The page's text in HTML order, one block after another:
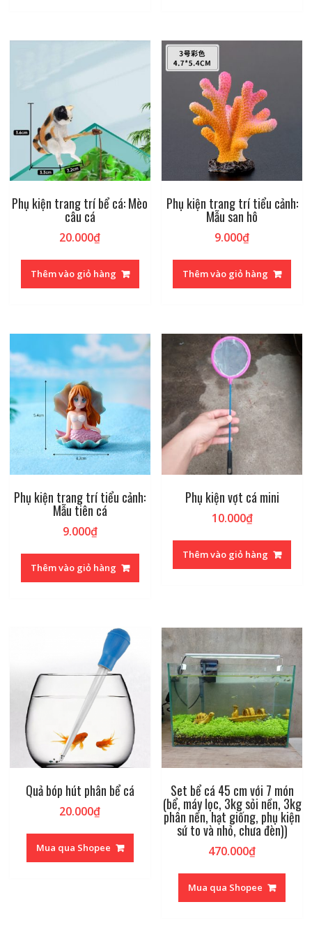
Phụ kiện trang trí bể cá: Mèo
câu cá
20.000₫
Thêm vào giỏ hàng
Phụ kiện trang trí tiểu cảnh:
Mẫu san hô
9.000₫
Thêm vào giỏ hàng
Phụ kiện trang trí tiểu cảnh:
Mẫu tiên cá
9.000₫
Thêm vào giỏ hàng
Phụ kiện vợt cá mini
10.000₫
Thêm vào giỏ hàng
Quả bóp hút phân bể cá
20.000₫
Mua qua Shopee
Set bể cá 45 cm với 7 món
(bể, máy lọc, 3kg sỏi nền, 3kg
phân nền, hạt giống, phụ kiện
sứ to và nhỏ, chưa đèn))
470.000₫
Mua qua Shopee